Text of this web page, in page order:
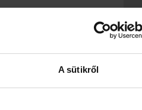
A sütikről